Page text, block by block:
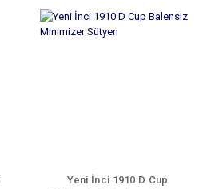
Yeni İnci 1910 D Cup